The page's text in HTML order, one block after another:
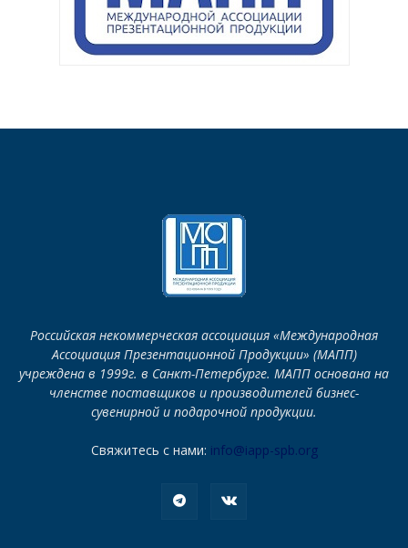
Российская некоммерческая ассоциация «Международная
Ассоциация Презентационной Продукции» (МАПП)
учреждена в 1999г. в Санкт-Петербурге. МАПП основана на
членстве поставщиков и производителей бизнес-
сувенирной и подарочной продукции.
Свяжитесь с нами: info@iapp-spb.org